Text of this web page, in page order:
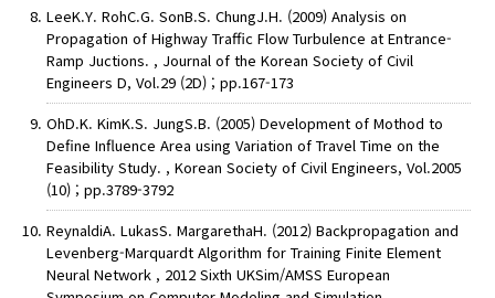
LeeK.Y. RohC.G. SonB.S. ChungJ.H. (2009) Analysis on
Propagation of Highway Traffic Flow Turbulence at Entrance-
Ramp Juctions. , Journal of the Korean Society of Civil
Engineers D, Vol.29 (2D) ; pp.167-173
OhD.K. KimK.S. JungS.B. (2005) Development of Mothod to
Define Influence Area using Variation of Travel Time on the
Feasibility Study. , Korean Society of Civil Engineers, Vol.2005
(10) ; pp.3789-3792
ReynaldiA. LukasS. MargarethaH. (2012) Backpropagation and
Levenberg-Marquardt Algorithm for Training Finite Element
Neural Network , 2012 Sixth UKSim/AMSS European